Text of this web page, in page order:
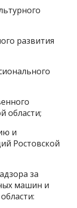
развития
области;
и
Ростовской
за
машин и